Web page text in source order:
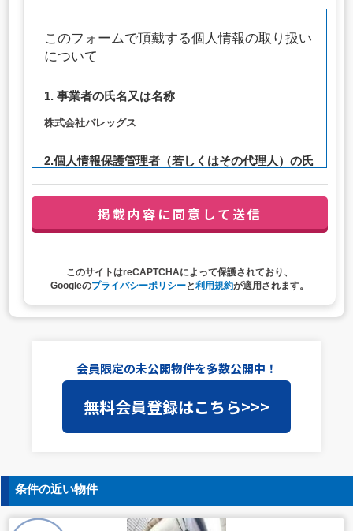
このフォームで頂戴する個人情報の取り扱い
について
1. 事業者の氏名又は名称
株式会社バレッグス
2.個人情報保護管理者（若しくはその代理人）の氏
連絡先：privacy@balleggs.co.jp
（1）お問い合わせ対応（本人への連絡を含む）のため
4. 個人情報取扱いの委託
当社は事業運営上、前項利用目的の範囲に限って個人情報
を外部に委託することがあります。この場合、個人情報保
護水準の高い委託先を選定し、個人情報の適正管理・機密
保持についての契約を交わし、適切な管理を実施させま
5. 個人情報の開示等の請求
ご本人様は、当社に対してご自身の個人情報の開示等（利
用目的の通知、開示、内容の訂正・追加・削除、利用の停
このサイトはreCAPTCHAによって保護されており、
Googleのプライバシーポリシーと利用規約が適用されます。
会員限定の未公開物件を多数公開中！
無料会員登録はこちら>>>
条件の近い物件